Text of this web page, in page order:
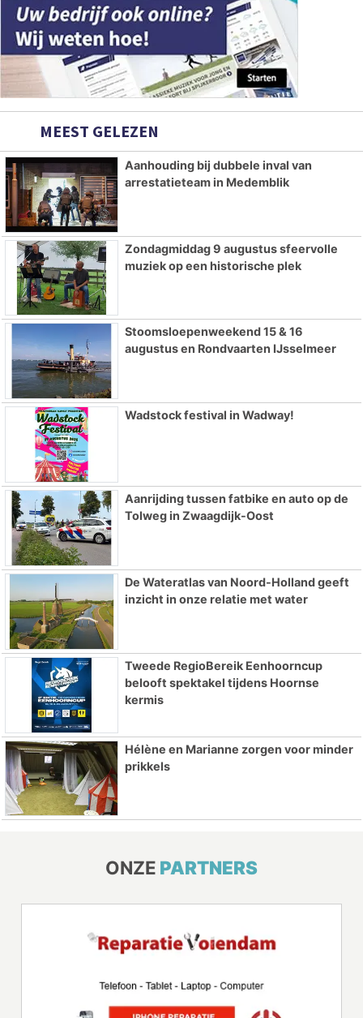
MEEST GELEZEN
Aanhouding bij dubbele inval van
arrestatieteam in Medemblik
Zondagmiddag 9 augustus sfeervolle
muziek op een historische plek
Stoomsloepenweekend 15 & 16
augustus en Rondvaarten IJsselmeer
Wadstock festival in Wadway!
Aanrijding tussen fatbike en auto op de
Tolweg in Zwaagdijk-Oost
De Wateratlas van Noord-Holland geeft
inzicht in onze relatie met water
Tweede RegioBereik Eenhoorncup
belooft spektakel tijdens Hoornse
kermis
Hélène en Marianne zorgen voor minder
prikkels
ONZE PARTNERS